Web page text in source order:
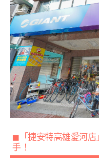
◼「捷安特高雄愛河店
手！